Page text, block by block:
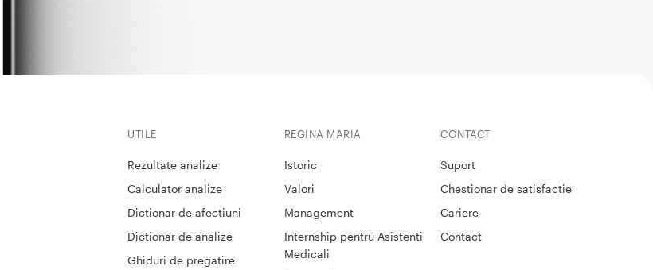
UTILE
Rezultate analize
Calculator analize
Dictionar de afectiuni
Dictionar de analize
Ghiduri de pregatire
CONTACT
Suport
Chestionar de satisfactie
Cariere
Contact
REGINA MARIA
Istoric
Valori
Management
Internship pentru Asistenti
Medicali